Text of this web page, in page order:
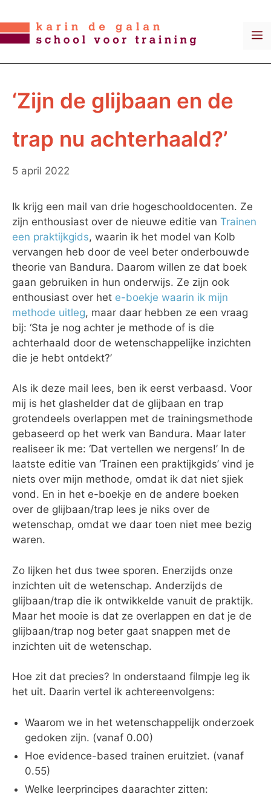
naar
de
‘Zijn de glijbaan en de
trap nu achterhaald?’
5 april 2022
Ik krijg een mail van drie hogeschooldocenten. Ze
zijn enthousiast over de nieuwe editie van Trainen
een praktijkgids, waarin ik het model van Kolb
vervangen heb door de veel beter onderbouwde
theorie van Bandura. Daarom willen ze dat boek
gaan gebruiken in hun onderwijs. Ze zijn ook
enthousiast over het e-boekje waarin ik mijn
methode uitleg, maar daar hebben ze een vraag
bij: ‘Sta je nog achter je methode of is die
achterhaald door de wetenschappelijke inzichten
die je hebt ontdekt?’
Als ik deze mail lees, ben ik eerst verbaasd. Voor
mij is het glashelder dat de glijbaan en trap
grotendeels overlappen met de trainingsmethode
gebaseerd op het werk van Bandura. Maar later
realiseer ik me: ‘Dat vertellen we nergens!’ In de
laatste editie van ‘Trainen een praktijkgids’ vind je
niets over mijn methode, omdat ik dat niet sjiek
vond. En in het e-boekje en de andere boeken
over de glijbaan/trap lees je niks over de
wetenschap, omdat we daar toen niet mee bezig
waren.
Zo lijken het dus twee sporen. Enerzijds onze
inzichten uit de wetenschap. Anderzijds de
glijbaan/trap die ik ontwikkelde vanuit de praktijk.
Maar het mooie is dat ze overlappen en dat je de
glijbaan/trap nog beter gaat snappen met de
inzichten uit de wetenschap.
Hoe zit dat precies? In onderstaand filmpje leg ik
het uit. Daarin vertel ik achtereenvolgens:
Waarom we in het wetenschappelijk onderzoek
gedoken zijn. (vanaf 0.00)
Hoe evidence-based trainen eruitziet. (vanaf
0.55)
Welke leerprincipes daarachter zitten: